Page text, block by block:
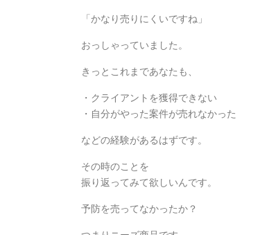
「かなり売りにくいですね」
おっしゃっていました。
きっとこれまであなたも、
・クライアントを獲得できない
・自分がやった案件が売れなかった
などの経験があるはずです。
その時のことを
振り返ってみて欲しいんです。
予防を売ってなかったか？